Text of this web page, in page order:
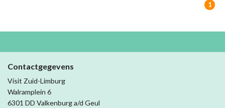
1
Contactgegevens
Visit Zuid-Limburg
Walramplein 6
6301 DD Valkenburg a/d Geul